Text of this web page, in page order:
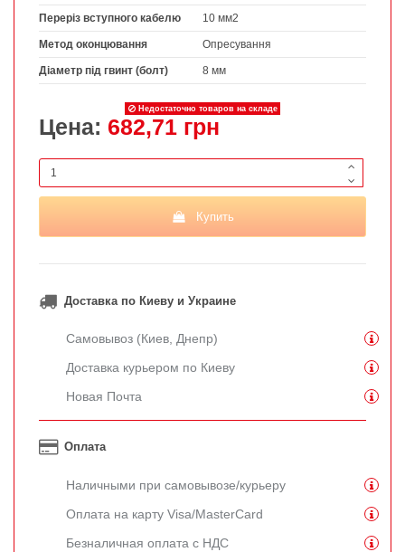
Переріз вступного кабелю 10 мм2
Метод оконцювання Опресування
Діаметр під гвинт (болт) 8 мм
Недостаточно товаров на складе
Цена: 682,71 грн
Купить
Доставка по Киеву и Украине
Самовывоз (Киев, Днепр)
Доставка курьером по Киеву
Новая Почта
Оплата
Наличными при самовывозе/курьеру
Оплата на карту Visa/MasterCard
Безналичная оплата с НДС